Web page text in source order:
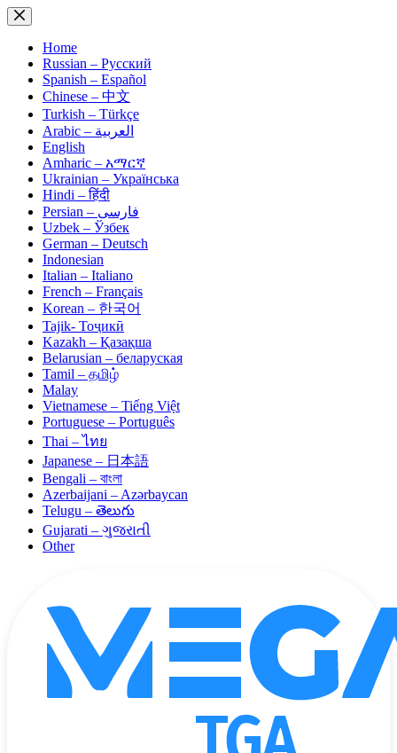
Skip
to
contentHome
Russian – Русский
Spanish – Español
Chinese – 中文
Turkish – Türkçe
Arabic – العربية
English
Amharic – አማርኛ
Ukrainian – Українська
Hindi – हिंदी
Persian – فارسی
Uzbek – Ўзбек
German – Deutsch
Indonesian
Italian – Italiano
French – Français
Korean – 한국어
Tajik- Тоҷикӣ
Kazakh – Қазақша
Belarusian – беларуская
Tamil – தமிழ்
Malay
Vietnamese – Tiếng Việt
Portuguese – Português
Thai – ไทย
Japanese – 日本語
Bengali – বাংলা
Azerbaijani – Azərbaycan
Telugu – తెలుగు
Gujarati – ગુજરાતી
Other